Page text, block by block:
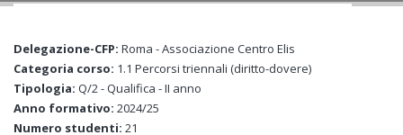
Delegazione-CFP: Roma - Associazione Centro Elis
Categoria corso: 1.1 Percorsi triennali (diritto-dovere)
Tipologia: Q/2 - Qualifica - II anno
Anno formativo: 2024/25
Numero studenti: 21